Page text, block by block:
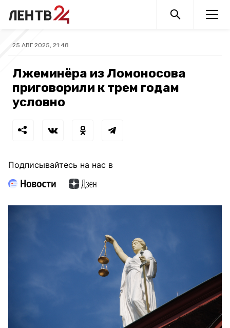
25 АВГ 2025, 21:48
Лжеминёра из Ломоносова
приговорили к трем годам
условно
Подписывайтесь на нас в